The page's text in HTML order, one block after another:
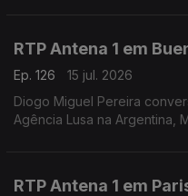
RTP Antena 1 em
Ep. 126
15 jul. 2026
Diogo Miguel Pereira
Agência Lusa na Argentina,
RTP Antena 1 em